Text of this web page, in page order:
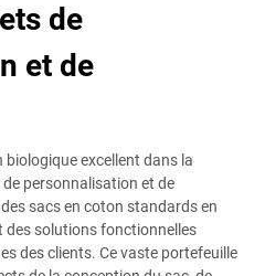
de
et de
excellent dans la
personnalisation et de
sacs en coton standards en
solutions fonctionnelles
des clients. Ce vaste portefeuille